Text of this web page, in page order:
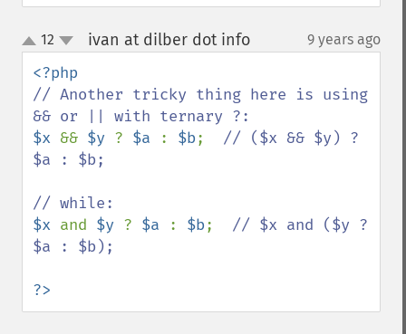
up
down
12 ivan at dilber dot info¶ 9 years ago
// Another tricky thing here is using
$x && $y ? $a : $b; // ($x && $y) ?
$a : $b;
$x and $y ? $a : $b; // $x and ($y ?
$a : $b);
?>